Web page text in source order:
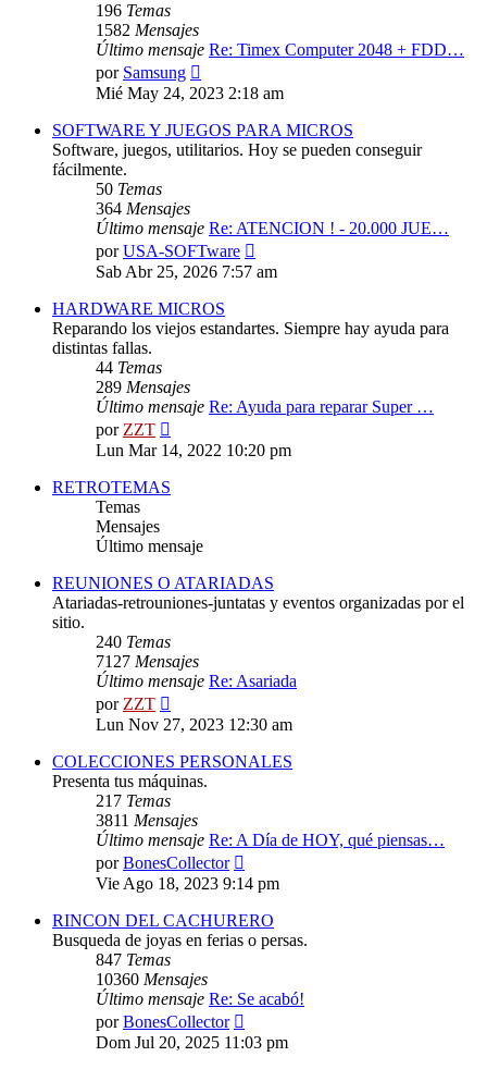
196 Temas
1582 Mensajes
Último mensaje Re: Timex Computer 2048 + FDD…
por Samsung
último
Mié May 24, 2023 2:18 am
SOFTWARE Y JUEGOS PARA MICROS
Software, juegos, utilitarios. Hoy se pueden conseguir
fácilmente.
50 Temas
364 Mensajes
Último mensaje Re: ATENCION ! - 20.000 JUE…
porUSA-SOFTware
último
Sab Abr 25, 2026 7:57 am
HARDWARE MICROS
Reparando los viejos estandartes. Siempre hay ayuda para
distintas fallas.
44 Temas
289 Mensajes
Último mensaje Re: Ayuda para reparar Super …
porZZT
último
Lun Mar 14, 2022 10:20 pm
RETROTEMAS
Temas
Mensajes
Último mensaje
REUNIONES O ATARIADAS
Atariadas-retrouniones-juntatas y eventos organizadas por el
sitio.
240 Temas
7127 Mensajes
Último mensaje Re: Asariada
porZZT
último
Lun Nov 27, 2023 12:30 am
COLECCIONES PERSONALES
Presenta tus máquinas.
217 Temas
3811 Mensajes
Último mensaje Re: A Día de HOY, qué piensas…
porBonesCollector
último
mensaje
Vie Ago 18, 2023 9:14 pm
RINCON DEL CACHURERO
Busqueda de joyas en ferias o persas.
847 Temas
10360 Mensajes
Último mensaje Re: Se acabó!
porBonesCollector
último
mensaje
Dom Jul 20, 2025 11:03 pm